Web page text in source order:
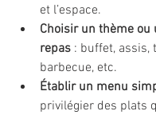
et l’espace.
Choisir un thème ou
repas : buffet, assis,
barbecue, etc.
Établir un menu
privilégier des plats